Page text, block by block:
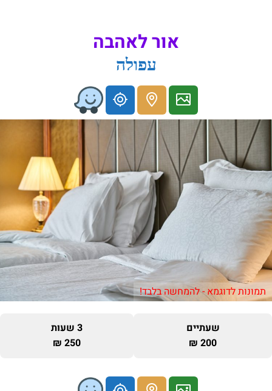
אור לאהבה
עפולה
תמונות לדוגמא - להמחשה בלבד!
שעתיים
200 ₪
3 שעות
250 ₪